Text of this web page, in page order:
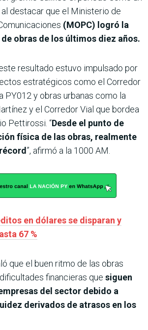
al destacar que el Ministerio de
(MOPC) logró la
obras de los últimos diez años.
resultado estuvo impulsado por
estratégicos como el Corredor
PY012 y obras urbanas como la
y el Corredor Vial que bordea
Pettirossi. “Desde el punto de
física de las obras, realmente
”, afirmó a la 1000 AM.
en dólares se disparan y
67 %
que el buen ritmo de las obras
financieras que siguen
del sector debido a
derivados de atrasos en los